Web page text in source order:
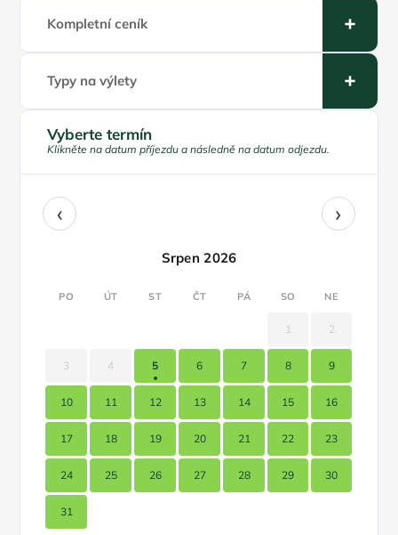
Kompletní ceník
Typy na výlety
Vyberte termín
Klikněte na datum příjezdu a následně na datum odjezdu.
‹ ›
Srpen 2026
PO ÚT ST ČT PÁ SO NE
1 2
3 4 5 6 7 8 9
10 11 12 13 14 15 16
17 18 19 20 21 22 23
24 25 26 27 28 29 30
31